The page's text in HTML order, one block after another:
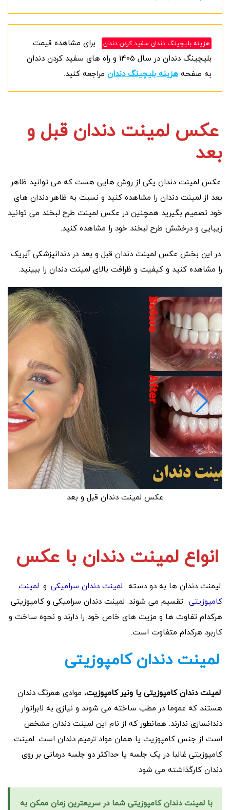
هزینه بلیچینگ دندان سفید کردن دندان
برای مشاهده قیمت
بلیچینگ دندان در سال 1405 و راه های سفید کردن دندان
به صفحههزینه بلیچینگ دندان مراجعه کنید.
عکس لمینت دندان قبل و
بعد
عکس لمینت دندان یکی از روش هایی هست که می توانید ظاهر
بعد از لمینت دندان را مشاهده کنید و نسبت به ظاهر دندان های
خود تصمیم بگیرید همچنین در عکس لمینت طرح لبخند می توانید
زیبایی و درخشش طرح لبخند خود را مشاهده کنید.
در این بخش عکس لمینت دندان قبل و بعد در دندانپزشکی آیریک
را مشاهده کنید و کیفیت و ظرافت بالای لمینت دندان را ببینید.
عکس لمینت دندان قبل و بعد
انواع لمینت دندان با عکس
لیمنت دندان ها به دو دسته لمینت دندان سرامیکی و لمینت
کامپوزیتی تقسیم می شوند. لمینت دندان سرامیکی و کامپوزیتی
هرکدام تفاوت ها و مزیت های خاص خود را دارند و نحوه ساخت و
کاربرد هرکدام متفاوت است.
لمینت دندان کامپوزیتی
لمینت دندان کامپوزیتی یا ونیر کامپوزیت، موادی همرنگ دندان
هستند که عموما در مطب ساخته می شوند و نیازی به لابراتوار
دندانسازی ندارند. همانطور که از نام این لمینت دندان مشخص
است از جنس کامپوزیت یا همان مواد ترمیم دندان است. لمینت
کامپوزیتی غالبا در یک جلسه یا حداکثر دو جلسه درمانی بر روی
دندان کارگذاشته می شود.
با لمینت دندان کامپوزیتی شما در سریعترین زمان ممکن به